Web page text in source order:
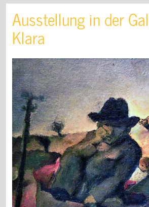
Ausstellung in der
Klara